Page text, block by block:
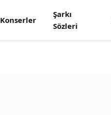
Konserler
Şarkı
Sözleri